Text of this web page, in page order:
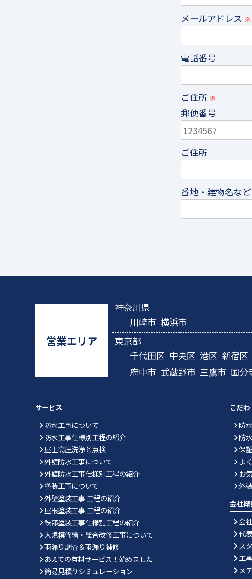
メールアドレス ※
電話番号
ご住所 ※
郵便番号
ご住所
番地・建物名など
営業エリア
神奈川県
川崎市 横浜市
東京都
千代田区 中央区 港区 新宿区
府中市 武蔵野市 三鷹市 国分
サービス
防水工事について
防水工事仕様別工程の紹介
屋上高圧洗浄と点検
外壁防水工事について
外壁防水工事仕様別工程の紹介
塗装工事について
外壁塗装工事 工程の紹介
屋根塗装工事 工程の紹介
鉄部塗装工事仕様別工程の紹介
大規模修繕・総合改修工事について
雨漏り調査＆雨漏り補修
あえての有料サービス！始めました
簡易見積りシミュレーション
こだわ
防
防
保
よ
お
外
会社概
会
代
ス
工
メ